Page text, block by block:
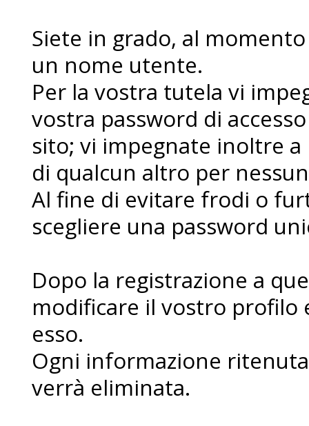
Siete in grado, al
un nome utente.
Per la vostra tutela vi
vostra password di
sito; vi impegnate inoltre
di qualcun altro per
Al fine di evitare frodi o
scegliere una password
Dopo la registrazione a
modificare il vostro
esso.
Ogni informazione
verrà eliminata.